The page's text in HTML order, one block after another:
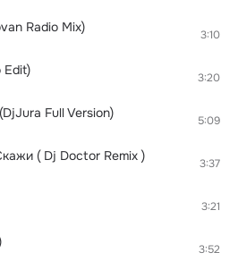
Radio Mix) 3:10
Edit) 3:20
Full Version) 5:09
( Dj Doctor Remix ) 3:37
3:21
3:52